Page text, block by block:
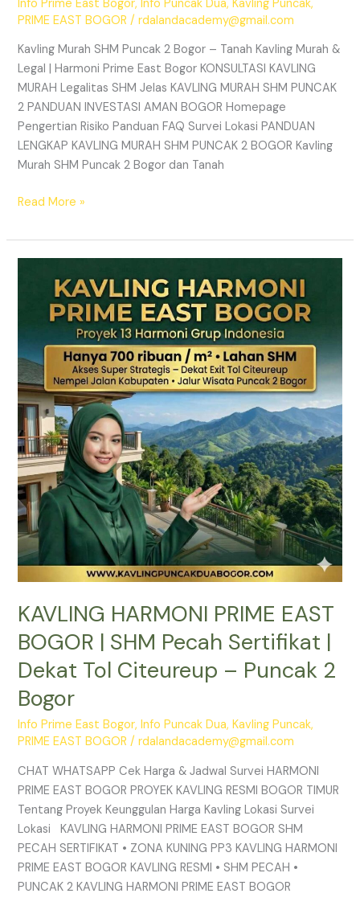
Info Prime East Bogor,Info Puncak Dua,Kavling Puncak,
PRIME EAST BOGOR /rdalandacademy@gmail.com
Kavling Murah SHM Puncak 2 Bogor – Tanah Kavling Murah &
Legal | Harmoni Prime East Bogor KONSULTASI KAVLING
MURAH Legalitas SHM Jelas KAVLING MURAH SHM PUNCAK
2 PANDUAN INVESTASI AMAN BOGOR Homepage
Pengertian Risiko Panduan FAQ Survei Lokasi PANDUAN
LENGKAP KAVLING MURAH SHM PUNCAK 2 BOGOR Kavling
Murah SHM Puncak 2 Bogor dan Tanah
Read More »
KAVLING HARMONI PRIME EAST
BOGOR | SHM Pecah Sertifikat |
Dekat Tol Citeureup – Puncak 2
Bogor
Info Prime East Bogor,Info Puncak Dua,Kavling Puncak,
PRIME EAST BOGOR /rdalandacademy@gmail.com
CHAT WHATSAPP Cek Harga & Jadwal Survei HARMONI
PRIME EAST BOGOR PROYEK KAVLING RESMI BOGOR TIMUR
Tentang Proyek Keunggulan Harga Kavling Lokasi Survei
Lokasi KAVLING HARMONI PRIME EAST BOGOR SHM
PECAH SERTIFIKAT • ZONA KUNING PP3 KAVLING HARMONI
PRIME EAST BOGOR KAVLING RESMI • SHM PECAH •
PUNCAK 2 KAVLING HARMONI PRIME EAST BOGOR
HARMONI
BOGOR
|
SHM
Pecah
Sertifikat
|
Dekat
Tol
Citeureup
–
Puncak
2